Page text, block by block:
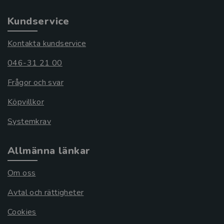
Kundservice
Kontakta kundservice
046-31 21 00
Frågor och svar
Köpvillkor
Systemkrav
Allmänna länkar
Om oss
Avtal och rättigheter
Cookies